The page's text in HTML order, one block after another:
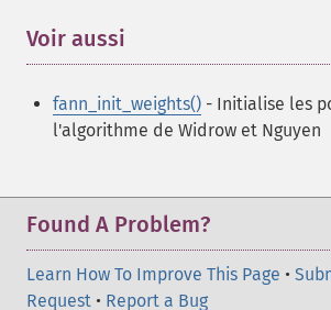
Voir aussi
fann_init_weights() - Initialise les
l'algorithme de Widrow et Nguyen
Found A Problem?
Learn How To Improve This Page •
Request • Report a Bug